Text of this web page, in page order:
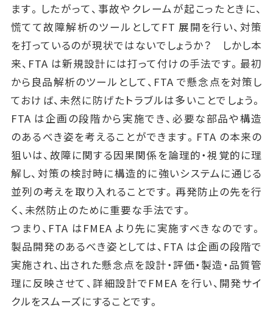
ます。したがって、事故やクレームが起こったときに、
慌てて故障解析のツールとしてFT 展開を行い、対策
を打っているのが現状ではないでしょうか？ しかし本
来、FTA は新規設計には打って付けの手法です。最初
から良品解析のツールとして、FTA で懸念点を対策し
ておけば、未然に防げたトラブルは多いことでしょう。
FTA は企画の段階から実施でき、必要な部品や構造
のあるべき姿を考えることができます。FTA の本来の
狙いは、故障に関する因果関係を論理的・視覚的に理
解し、対策の検討時に構造的に強いシステムに通じる
並列の考えを取り入れることです。再発防止の先を行
く、未然防止のために重要な手法です。
つまり、FTA はFMEA より先に実施すべきなのです。
製品開発のあるべき姿としては、FTA は企画の段階で
実施され、出された懸念点を設計・評価・製造・品質管
理に反映させて、詳細設計でFMEA を行い、開発サイ
クルをスムーズにすることです。